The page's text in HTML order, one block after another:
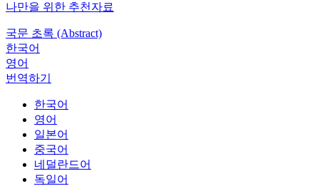
나만을 위한 추천자료
국문 초록 (Abstract)
한국어
영어
번역하기
한국어
영어
일본어
중국어
네덜란드어
독일어